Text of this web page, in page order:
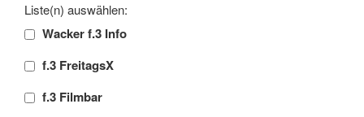
Liste(n) auswählen:
Wacker f.3 Info
f.3 FreitagsX
f.3 Filmbar